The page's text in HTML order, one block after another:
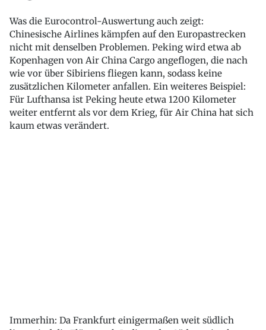
Was die Eurocontrol-Auswertung auch zeigt:
Chinesische Airlines kämpfen auf den Europastrecken
nicht mit denselben Problemen. Peking wird etwa ab
Kopenhagen von Air China Cargo angeflogen, die nach
wie vor über Sibiriens fliegen kann, sodass keine
zusätzlichen Kilometer anfallen. Ein weiteres Beispiel:
Für Lufthansa ist Peking heute etwa 1200 Kilometer
weiter entfernt als vor dem Krieg, für Air China hat sich
kaum etwas verändert.
Immerhin: Da Frankfurt einigermaßen weit südlich